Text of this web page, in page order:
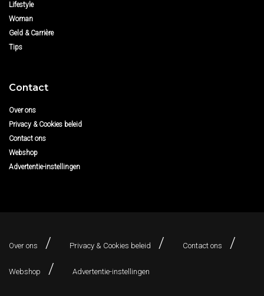
Lifestyle
Woman
Geld & Carrière
Tips
Contact
Over ons
Privacy & Cookies beleid
Contact ons
Webshop
Advertentie-instellingen
Over ons Privacy & Cookies beleid Contact ons
Webshop Advertentie-instellingen